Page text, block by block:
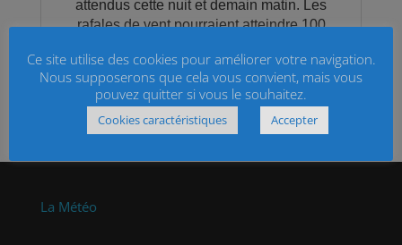
La Météo
Ce site utilise des cookies pour améliorer votre navigation.
Nous supposerons que cela vous convient, mais vous
pouvez quitter si vous le souhaitez.
Cookies caractéristiques Accepter